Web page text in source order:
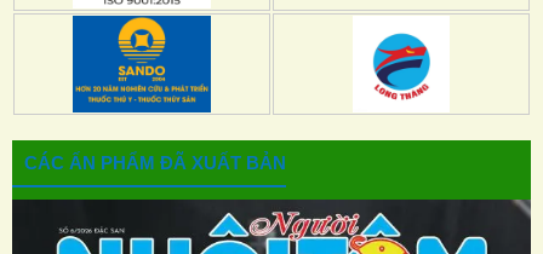
CÁC ẤN PHẨM ĐÃ XUẤT BẢN